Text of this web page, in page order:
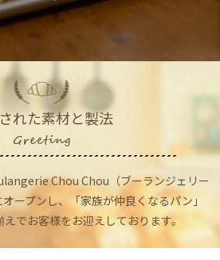
れた素材と製法
Chou Chou（ブーランジェリー
ープンし、「家族が仲良くなるパン」
えでお客様をお迎えしております。